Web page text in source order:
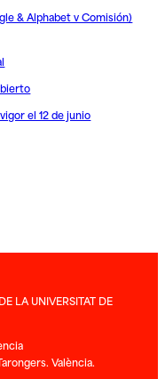
& Alphabet v Comisión)
el 12 de junio
LA UNIVERSITAT DE
València.